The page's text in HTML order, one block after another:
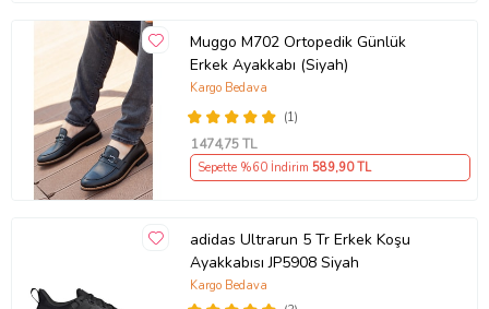
Muggo M702 Ortopedik Günlük
Erkek Ayakkabı (Siyah)
(1)
Kargo Bedava
1474,75 TL
Sepette %60 İndirim 589,90 TL
adidas Ultrarun 5 Tr Erkek Koşu
Ayakkabısı JP5908 Siyah
Kargo Bedava